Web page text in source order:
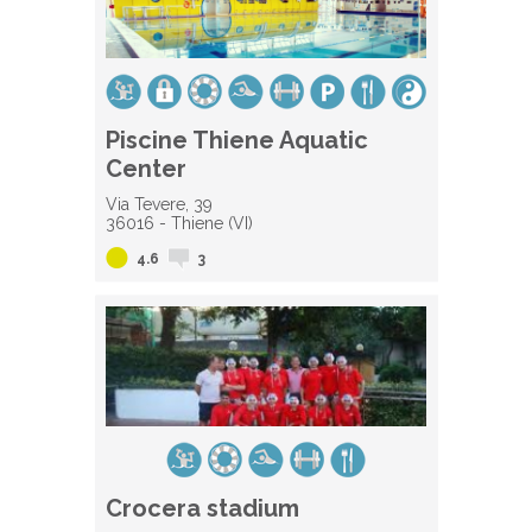
Piscine Thiene Aquatic
Center
Via Tevere, 39
36016 - Thiene (VI)
4.6 3
Crocera stadium